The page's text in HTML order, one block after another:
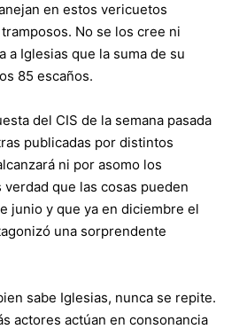
en estos vericuetos
No se los cree ni
a Iglesias que la suma de su
85 escaños.
del CIS de la semana pasada
publicadas por distintos
ni por asomo los
que las cosas pueden
junio y que ya en diciembre el
una sorprendente
sabe Iglesias, nunca se repite.
actores actúan en consonancia